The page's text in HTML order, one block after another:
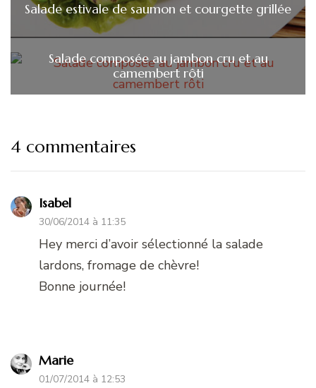
Salade estivale de saumon et courgette grillée
Salade composée au jambon cru et au
camembert rôti
4 commentaires
Isabel
30/06/2014 à 11:35
Hey merci d’avoir sélectionné la salade
lardons, fromage de chèvre!
Bonne journée!
Marie
01/07/2014 à 12:53